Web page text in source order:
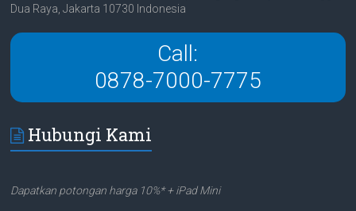
Dua Raya, Jakarta 10730 Indonesia
Call:
0878-7000-7775
Hubungi Kami
Dapatkan potongan harga 10%* + iPad Mini